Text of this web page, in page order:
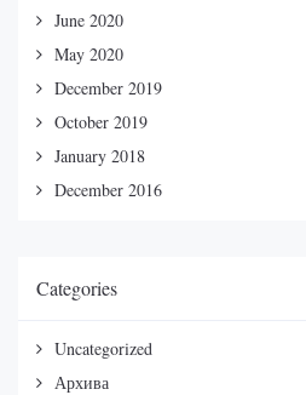
June 2020
May 2020
December 2019
October 2019
January 2018
December 2016
Categories
Uncategorized
Архива